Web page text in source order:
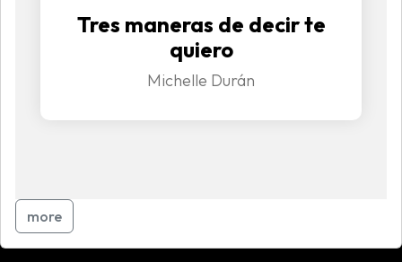
Tres maneras de decir te
quiero
Michelle Durán
more